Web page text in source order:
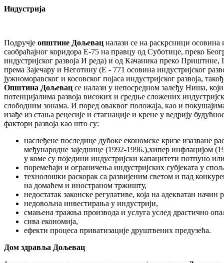
Индустрија
Подручје општине Дољевац налази се на раскрсници осовина
саобраћајног коридора Е-75 на правцу од Суботице, преко
индустријског развоја И реда) и од Качаника преко
према Зајечару и Неготину (Е - 771 осовина индустријског
јужноморавског и косовског појаса индустријског развоја,
Општина Дољевац се налази у непосредном залеђу Ниша,
потенцијалима развоја високих и средње сложених
слободним зонама. И поред оваквог положаја, као и
изађе из стања рецесије и стагнације и крене у ведрију
фактори развоја као што су:
наслеђене последице дубоке економске кризе изазване
међународне заједнице (1992-1996.),хипер инфлацијом
у коме су поједини индустријски капацитети потпуно
поремећаји и ограничења индустријских субјеката у
технолошки раскорак са развијеним светом и пад
на домаћем и иностраном тржишту,
недостатак законске регулативе, која на адекватан
недовољна инвестирања у индустрији,
смањена тражња производа и услуга услед драстично
сива економија,
ефекти процеса приватизације друштвених предузећа.
Дом здравља Дољевац